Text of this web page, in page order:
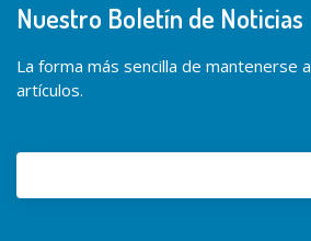
Nuestro Boletín de Noticias
La forma más sencilla de mantenerse
artículos.